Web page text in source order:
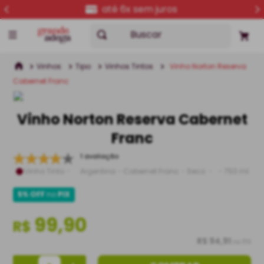
até 6x sem juros
Buscar
Vinhos Tipo Vinhos Tintos
Vinho Norton Reserva
Cabernet Franc
Vinho Norton Reserva Cabernet
Franc
1 avaliação
Vinho Tinto
5% OFFnoPIX
R$99,90
R$ 94,91